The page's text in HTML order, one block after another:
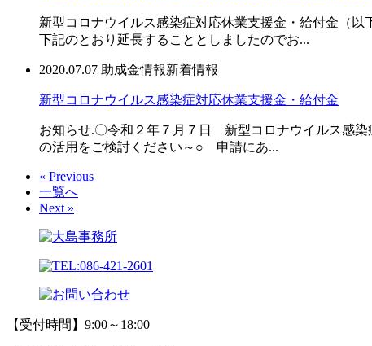
新型コロナウイルス感染症対応休業支援金・給付金（
下記のとおり延長することとしましたのでお...
2020.07.07 助成金情報新着情報
新型コロナウイルス感染症対応休業支援金・給付金
お知らせ.〇令和２年７月７日 新型コロナウイルス感
の活用をご検討ください～○ 申請にあ...
« Previous
一覧へ
Next »
【受付時間】9:00～18:00